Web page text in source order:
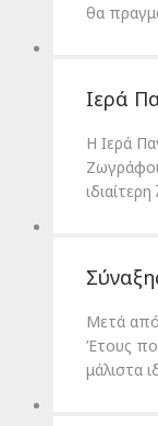
θα
Ιερά
Η Ιερά
Μετά από
Έτους
μάλιστα